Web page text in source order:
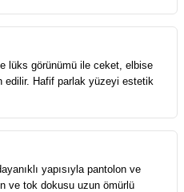
lüks görünümü ile ceket, elbise
edilir. Hafif parlak yüzeyi estetik
yapısıyla pantolon ve
ve tok dokusu uzun ömürlü